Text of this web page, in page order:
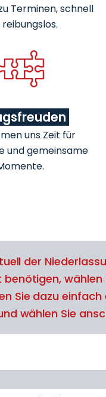
Terminen, schnell
uns Zeit für
und gemeinsame
der
Sie dazu
wählen Sie